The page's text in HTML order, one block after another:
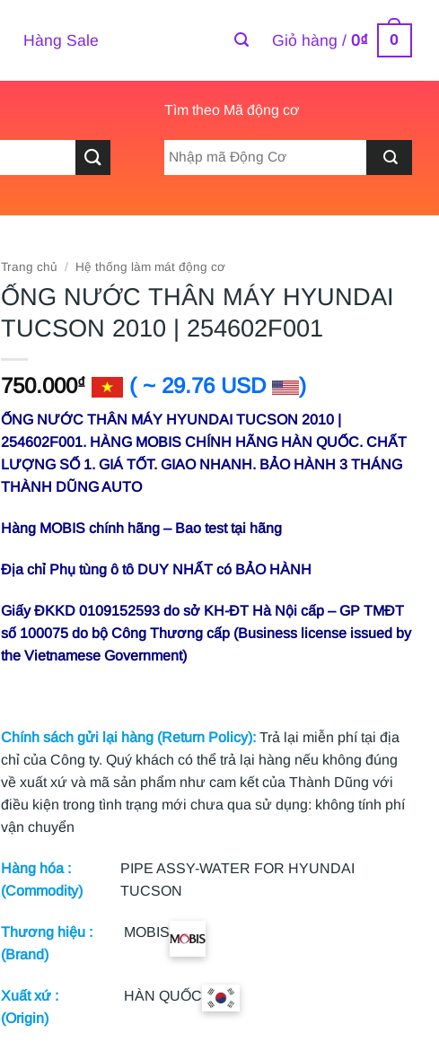
Hàng Sale Giỏ hàng /0₫ 0
Tìm theo Mã động cơ
Trang chủ / Hệ thống làm mát động cơ
ỐNG NƯỚC THÂN MÁY HYUNDAI
TUCSON 2010 | 254602F001
750.000₫ ( ~ 29.76 USD )
ỐNG NƯỚC THÂN MÁY HYUNDAI TUCSON 2010 |
254602F001. HÀNG MOBIS CHÍNH HÃNG HÀN QUỐC. CHẤT
LƯỢNG SỐ 1. GIÁ TỐT. GIAO NHANH. BẢO HÀNH 3 THÁNG
THÀNH DŨNG AUTO
Hàng MOBIS chính hãng – Bao test tại hãng
Địa chỉ Phụ tùng ô tô DUY NHẤT có BẢO HÀNH
Giấy ĐKKD 0109152593 do sở KH-ĐT Hà Nội cấp – GP TMĐT
số 100075 do bộ Công Thương cấp (Business license issued by
the Vietnamese Government)
Chính sách gửi lại hàng (Return Policy):Trả lại miễn phí tại địa
chỉ của Công ty. Quý khách có thể trả lại hàng nếu không đúng
về xuất xứ và mã sản phẩm như cam kết của Thành Dũng với
điều kiện trong tình trạng mới chưa qua sử dụng: không tính phí
vận chuyển
Hàng hóa :
(Commodity)
PIPE ASSY-WATER FOR HYUNDAI
TUCSON
Thương hiệu :
(Brand)
MOBIS
Xuất xứ :
(Origin)
HÀN QUỐC